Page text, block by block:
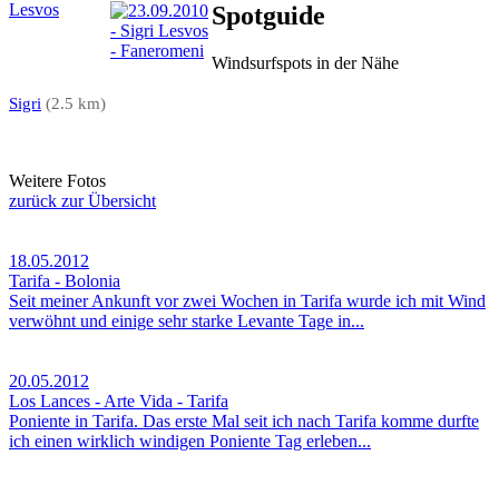
Spotguide
Windsurfspots in der Nähe
Sigri (2.5 km)
Weitere Fotos
zurück zur Übersicht
18.05.2012
Tarifa - Bolonia
Seit meiner Ankunft vor zwei Wochen in Tarifa wurde ich mit Wind
verwöhnt und einige sehr starke Levante Tage in...
20.05.2012
Los Lances - Arte Vida - Tarifa
Poniente in Tarifa. Das erste Mal seit ich nach Tarifa komme durfte
ich einen wirklich windigen Poniente Tag erleben...